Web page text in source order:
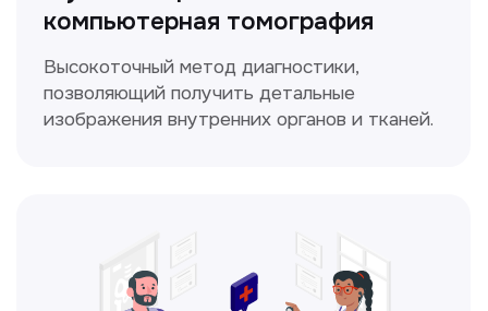
Прайс-лист